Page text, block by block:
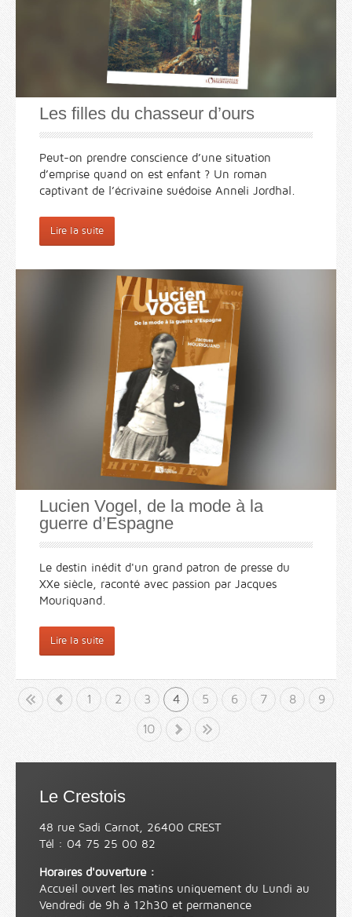
Les filles du chasseur d’ours
Peut-on prendre conscience d’une situation
d’emprise quand on est enfant ? Un roman
captivant de l’écrivaine suédoise Anneli Jordhal.
Lire la suite
Lucien Vogel, de la mode à la
guerre d’Espagne
Le destin inédit d'un grand patron de presse du
XXe siècle, raconté avec passion par Jacques
Mouriquand.
Lire la suite
« 1 2 3 4 5 6 7 8 9
10
» Fin
Le Crestois
48 rue Sadi Carnot, 26400 CREST
Tél : 04 75 25 00 82
Horaires d'ouverture :
Accueil ouvert les matins uniquement du Lundi au
Vendredi de 9h à 12h30 et permanence